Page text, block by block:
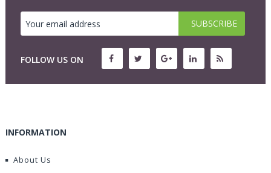
FOLLOW US ON
INFORMATION
About Us